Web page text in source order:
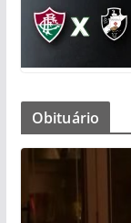
Obituário